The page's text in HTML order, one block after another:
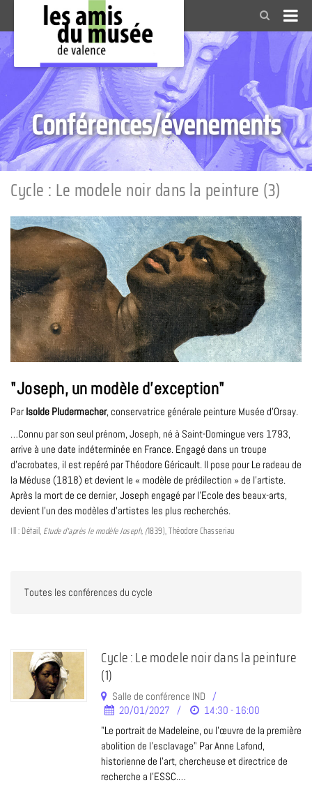
Conférences/évenements
Cycle : Le modele noir dans la peinture (3)
"Joseph, un modèle d’exception"
Par Isolde Pludermacher, conservatrice générale peinture Musée d'Orsay.
…Connu par son seul prénom, Joseph, né à Saint-Domingue vers 1793,
arrive à une date indéterminée en France. Engagé dans un troupe
d’acrobates, il est repéré par Théodore Géricault. Il pose pour Le radeau de
la Méduse (1818) et devient le « modèle de prédilection » de l’artiste.
Après la mort de ce dernier, Joseph engagé par l’Ecole des beaux-arts,
devient l’un des modèles d’artistes les plus recherchés.
Ill : Détail, Etude d'après le modèle Joseph, (1839), Théodore Chasseriau
Cycle : Le modele noir dans la peinture
(1)
Salle de conférence IND
20/01/2027
14:30 - 16:00
"Le portrait de Madeleine, ou l'œuvre de la première
abolition de l'esclavage" Par Anne Lafond,
historienne de l’art, chercheuse et directrice de
recherche a l'ESSC.…